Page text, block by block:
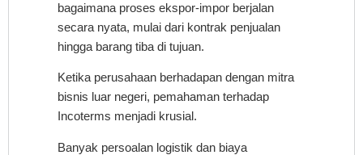
bagaimana proses ekspor-impor berjalan
secara nyata, mulai dari kontrak penjualan
hingga barang tiba di tujuan.
Ketika perusahaan berhadapan dengan mitra
bisnis luar negeri, pemahaman terhadap
Incoterms menjadi krusial.
Banyak persoalan logistik dan biaya